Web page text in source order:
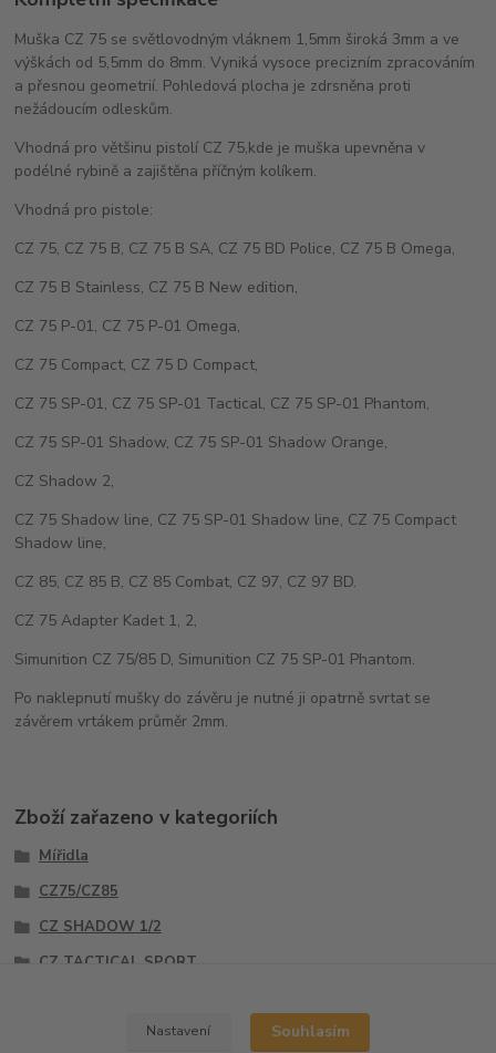
Muška CZ 75 se světlovodným vláknem 1,5mm široká 3mm a ve
výškách od 5,5mm do 8mm. Vyniká vysoce precizním zpracováním
a přesnou geometrií. Pohledová plocha je zdrsněna proti
nežádoucím odleskům.
Vhodná pro většinu pistolí CZ 75,kde je muška upevněna v
podélné rybině a zajištěna příčným kolíkem.
Vhodná pro pistole:
CZ 75, CZ 75 B, CZ 75 B SA, CZ 75 BD Police, CZ 75 B Omega,
CZ 75 B Stainless, CZ 75 B New edition,
CZ 75 P-01, CZ 75 P-01 Omega,
CZ 75 Compact, CZ 75 D Compact,
CZ 75 SP-01, CZ 75 SP-01 Tactical, CZ 75 SP-01 Phantom,
CZ 75 SP-01 Shadow, CZ 75 SP-01 Shadow Orange,
CZ Shadow 2,
CZ 75 Shadow line, CZ 75 SP-01 Shadow line, CZ 75 Compact
Shadow line,
CZ 85, CZ 85 B, CZ 85 Combat, CZ 97, CZ 97 BD.
CZ 75 Adapter Kadet 1, 2,
Simunition CZ 75/85 D, Simunition CZ 75 SP-01 Phantom.
Po naklepnutí mušky do závěru je nutné ji opatrně svrtat se
závěrem vrtákem průměr 2mm.
Zboží zařazeno v kategoriích
Mířidla
CZ75/CZ85
CZ SHADOW 1/2
CZ TACTICAL SPORT
Nastavení Souhlasím